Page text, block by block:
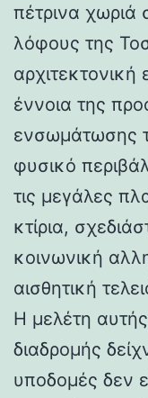
πέτρινα
λόφους της
έννοια της
ενσωμάτωσης
φυσικό
τις μεγάλες
κτίρια,
κοινωνική
αισθητική
Η μελέτη
διαδρομής
υποδομές δεν